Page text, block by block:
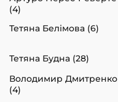
(4)
Тетяна Белімова (6)
Тетяна Будна (28)
Володимир Дмитренко
(4)